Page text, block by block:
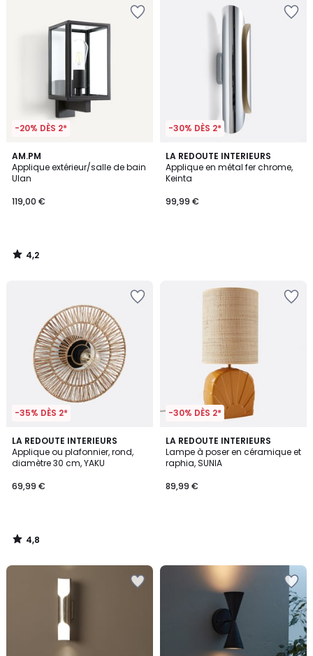
-20% DÈS 2*
AM.PM
Applique extérieur/salle de bain
Ulan
119,00 €
4,2
/ 5
4,2
/
-30% DÈS 2*
LA REDOUTE INTERIEURS
Applique en métal fer chrome,
Keinta
99,99 €
-35% DÈS 2*
LA REDOUTE INTERIEURS
Applique ou plafonnier, rond,
diamètre 30 cm, YAKU
69,99 €
4,8
/ 5
4,8
/
-30% DÈS 2*
LA REDOUTE INTERIEURS
Lampe à poser en céramique et
raphia, SUNIA
89,99 €